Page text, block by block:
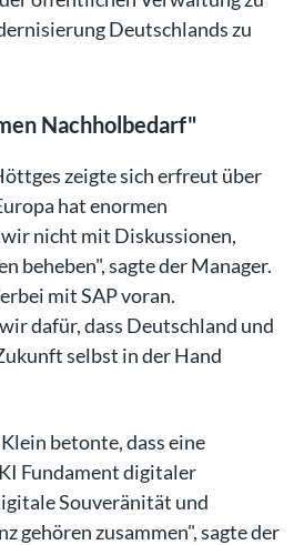
Deutschlands zu
Nachholbedarf"
zeigte sich erfreut über
hat enormen
nicht mit Diskussionen,
beheben", sagte der Manager.
mit SAP voran.
dafür, dass Deutschland und
selbst in der Hand
betonte, dass eine
Fundament digitaler
Souveränität und
gehören zusammen", sagte der